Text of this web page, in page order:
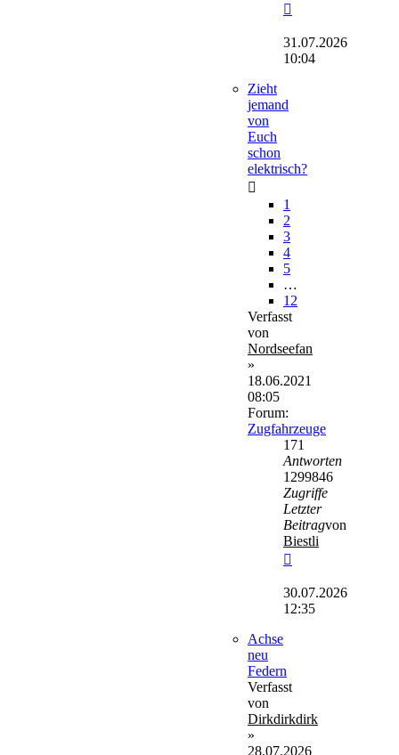
Beitrag
31.07.2026
10:04
Zieht
jemand
von
Euch
schon
elektrisch?
1
2
3
4
5
…
12
Verfasst
von
Nordseefan
»
18.06.2021
08:05
Forum:
Zugfahrzeuge
171
Antworten
1299846
Zugriffe
Letzter
Beitragvon
Biestli
Beitrag
30.07.2026
12:35
Achse
neu
Federn
Verfasst
von
Dirkdirkdirk
»
28.07.2026